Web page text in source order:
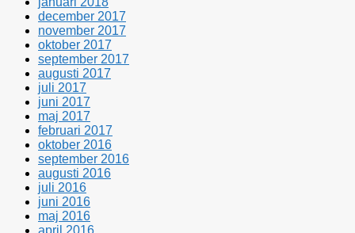
december 2017
november 2017
oktober 2017
september 2017
augusti 2017
juli 2017
juni 2017
maj 2017
februari 2017
oktober 2016
september 2016
augusti 2016
juli 2016
juni 2016
maj 2016
april 2016